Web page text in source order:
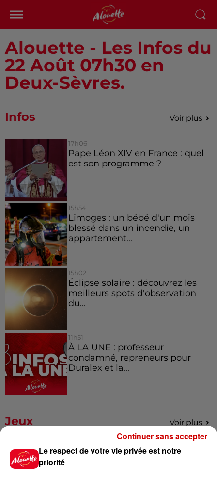
Alouette - Les Infos du
22 Août 07h30 en
Deux-Sèvres.
Infos Voir plus
17h06
Pape Léon XIV en France : quel
est son programme ?
15h54
Limoges : un bébé d'un mois
blessé dans un incendie, un
appartement...
15h02
Éclipse solaire : découvrez les
meilleurs spots d'observation
du...
11h51
À LA UNE : professeur
condamné, repreneurs pour
Duralex et la...
Jeux Voir plus
Gagnez vos places pour le
Festival du Roi Arthur 2026 !
Le respect de votre vie privée est notre
priorité
Continuer sans accepter